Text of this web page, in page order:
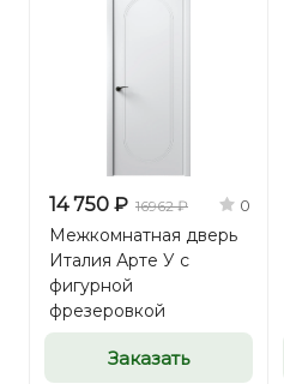
14 750 ₽ 16962 ₽ 0
Межкомнатная дверь
Италия Арте У с
фигурной
фрезеровкой
Заказать